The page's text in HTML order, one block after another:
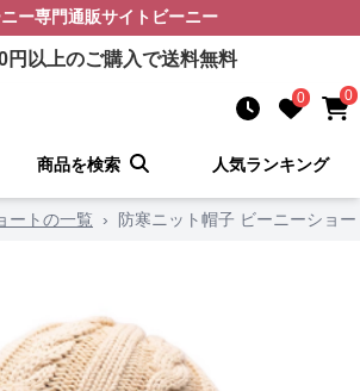
ー専門通販サイト ビーニー
円以上のご購入で送料無料
0 0
商品を検索 人気ランキング
ートの一覧 › 防寒ニット帽子 ビーニーショー